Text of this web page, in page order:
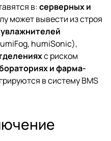
в:серверных и
может вывести из строя
humiSonic),
с риском
и фарма-
в систему BMS